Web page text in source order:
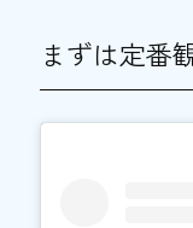
名物の
姫路名
まずは定番